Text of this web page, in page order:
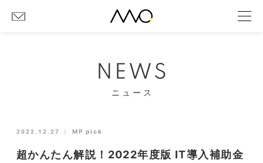
NEWS
ニュース
2022.12.27 ｜ MP pick
超かんたん解説！2022年度版 IT導入補助金